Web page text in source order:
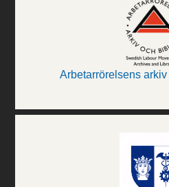
Arbetarrörelsens